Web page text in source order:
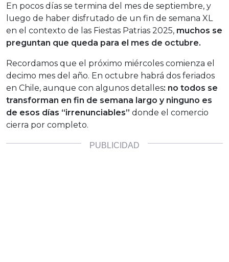
En pocos días se termina del mes de septiembre, y
luego de haber disfrutado de un fin de semana XL
en el contexto de las Fiestas Patrias 2025, muchos se
preguntan que queda para el mes de octubre.
Recordamos que el próximo miércoles comienza el
decimo mes del año. En octubre habrá dos feriados
en Chile, aunque con algunos detalles: no todos se
transforman en fin de semana largo y ninguno es
de esos días “irrenunciables” donde el comercio
cierra por completo.